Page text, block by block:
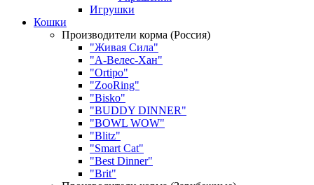
Игрушки
Кошки
Производители корма (Россия)
"Живая Сила"
"А-Велес-Хан"
"Ortipo"
"ZooRing"
"Bisko"
"BUDDY DINNER"
"BOWL WOW"
"Blitz"
"Smart Cat"
"Best Dinner"
"Brit"